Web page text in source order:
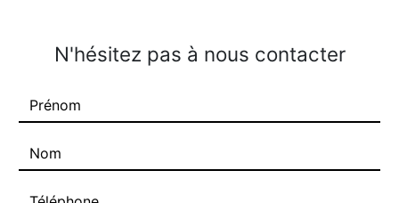
N'hésitez pas à nous contacter